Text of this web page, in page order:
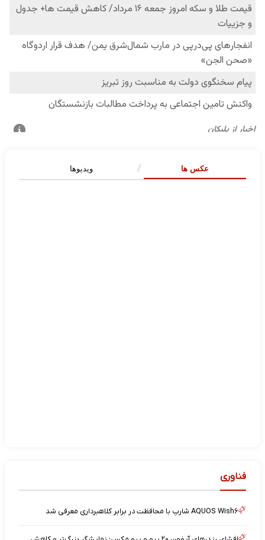
عکس ها ویدیوها
فناوری
AQUOS Wish۶ شارپ با محافظت در برابر کلاهبرداری معرفی شد